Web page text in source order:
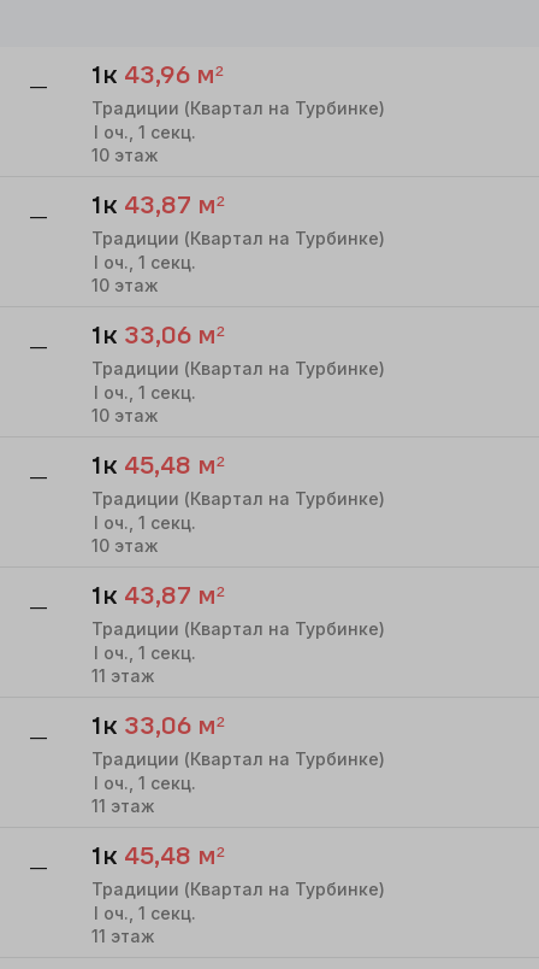
— 1к 43,96 м²
Традиции (Квартал на Турбинке)
I оч., 1 секц.
10 этаж
— 1к 43,87 м²
Традиции (Квартал на Турбинке)
I оч., 1 секц.
10 этаж
— 1к 33,06 м²
Традиции (Квартал на Турбинке)
I оч., 1 секц.
10 этаж
— 1к 45,48 м²
Традиции (Квартал на Турбинке)
I оч., 1 секц.
10 этаж
— 1к 43,87 м²
Традиции (Квартал на Турбинке)
I оч., 1 секц.
11 этаж
— 1к 33,06 м²
Традиции (Квартал на Турбинке)
I оч., 1 секц.
11 этаж
— 1к 45,48 м²
Традиции (Квартал на Турбинке)
I оч., 1 секц.
11 этаж